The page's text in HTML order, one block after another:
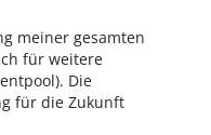
meiner gesamten
für weitere
Die
für die Zukunft